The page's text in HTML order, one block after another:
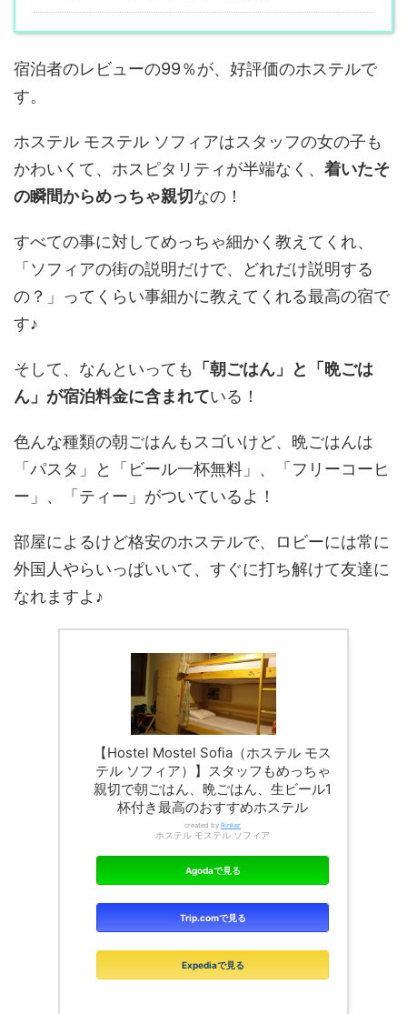
宿泊者のレビューの99％が、好評価のホステルで
す。
ホステル モステル ソフィアはスタッフの女の子も
かわいくて、ホスピタリティが半端なく、 着いたそ
の瞬間からめっちゃ親切なの！
すべての事に対してめっちゃ細かく教えてくれ、
「ソフィアの街の説明だけで、どれだけ説明する
の？」ってくらい事細かに教えてくれる最高の宿で
す♪
そして、なんといっても
「朝ごはん」と「晩ごは
ん」が宿泊料金に含まれている！
色んな種類の朝ごはんもスゴいけど、晩ごはんは
「パスタ」と「ビール一杯無料」、「フリーコーヒ
ー」、「ティー」がついているよ！
部屋によるけど格安のホステルで、ロビーには常に
外国人やらいっぱいいて、すぐに打ち解けて友達に
なれますよ♪
【Hostel Mostel Sofia（ホステル モス
テル ソフィア）】スタッフもめっちゃ
親切で朝ごはん、晩ごはん、生ビール1
杯付き最高のおすすめホステル
created by Rinker
ホステル モステル ソフィア
Agodaで見る
Trip.comで見る
Expediaで見る